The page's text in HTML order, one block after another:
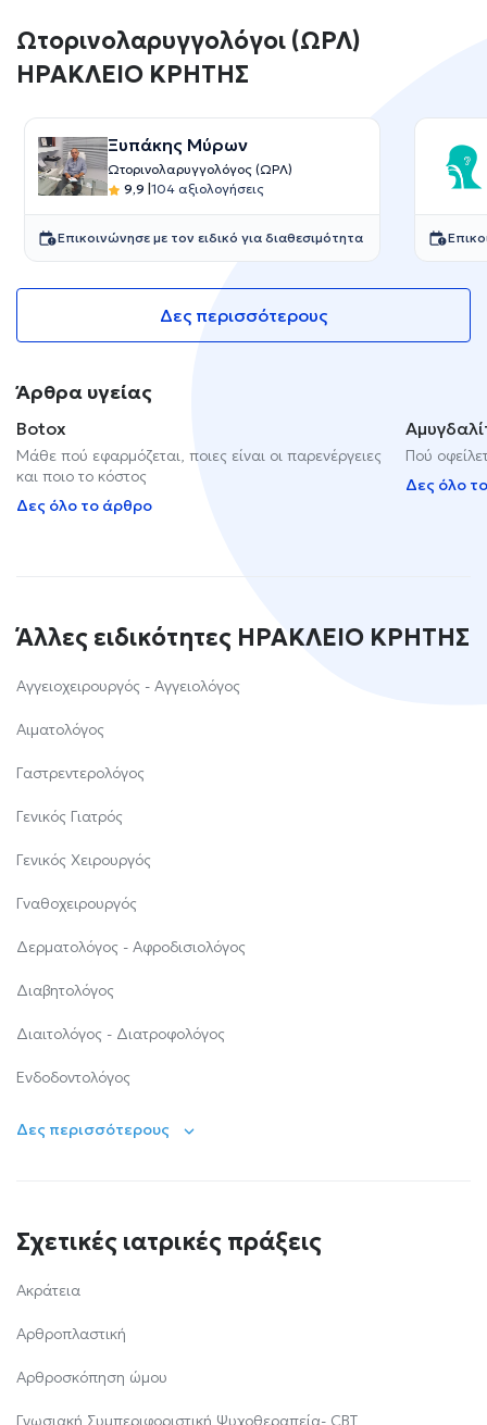
Ωτορινολαρυγγολόγοι (ΩΡΛ)
ΗΡΑΚΛΕΙΟ ΚΡΗΤΗΣ
Ξυπάκης Μύρων
Ωτορινολαρυγγολόγος (ΩΡΛ)
9,9 |104 αξιολογήσεις
Επικοινώνησε με τον ειδικό για διαθεσιμότητα
Δες περισσότερους
Άρθρα υγείας
Botox
Μάθε πού εφαρμόζεται, ποιες είναι οι παρενέργειες
και ποιο το κόστος
Δες όλο το άρθρο
Πού
Δες όλο
Άλλες ειδικότητες ΗΡΑΚΛΕΙΟ ΚΡΗΤΗΣ
Αγγειοχειρουργός - Αγγειολόγος
Αιματολόγος
Γαστρεντερολόγος
Γενικός Γιατρός
Γενικός Χειρουργός
Γναθοχειρουργός
Δερματολόγος - Αφροδισιολόγος
Διαβητολόγος
Διαιτολόγος - Διατροφολόγος
Ενδοδοντολόγος
Δες περισσότερους
Σχετικές ιατρικές πράξεις
Ακράτεια
Αρθροπλαστική
Αρθροσκόπηση ώμου
Γνωσιακή Συμπεριφοριστική Ψυχοθεραπεία- CBT